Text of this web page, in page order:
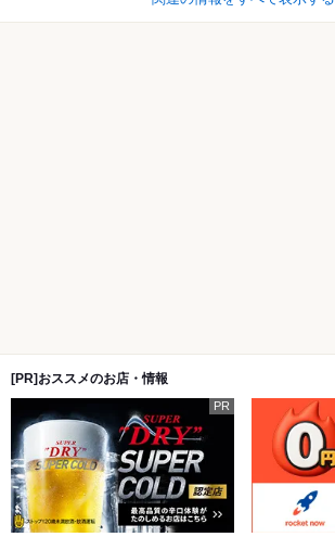
[PR]おススメのお店・情報
PR